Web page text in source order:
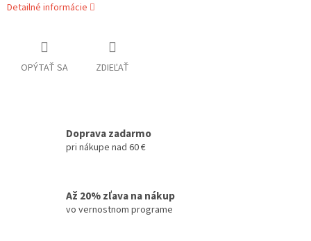
Detailné informácie
OPÝTAŤ SA ZDIEĽAŤ
Doprava zadarmo
pri nákupe nad 60 €
Až 20% zľava na nákup
vo vernostnom programe